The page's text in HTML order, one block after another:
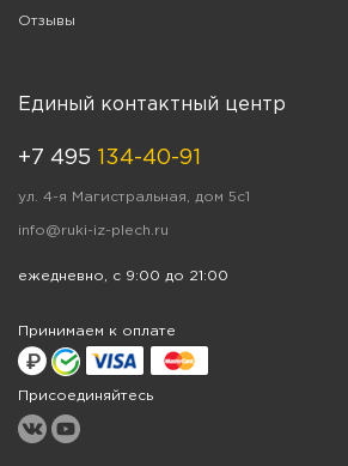
Отзывы
Единый контактный центр
+7 495 134-40-91
ул. 4-я Магистральная, дом 5с1
info@ruki-iz-plech.ru
ежедневно, с 9:00 до 21:00
Принимаем к оплате
Присоединяйтесь